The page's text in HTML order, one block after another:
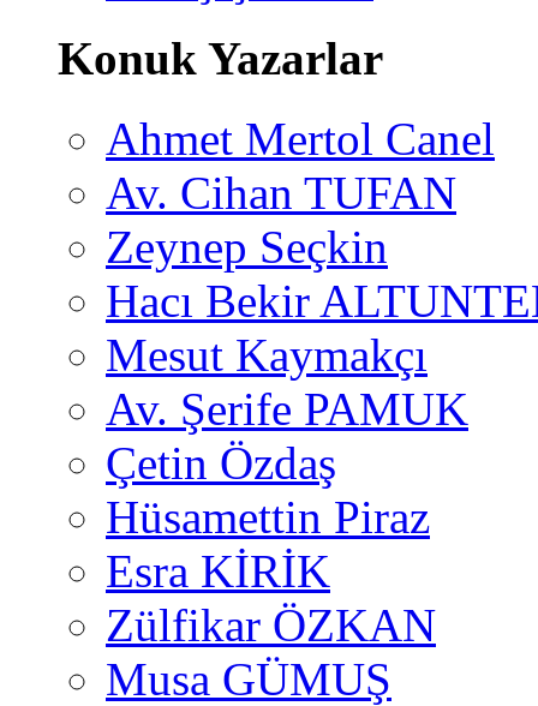
Konuk Yazarlar
Ahmet Mertol Canel
Av. Cihan TUFAN
Zeynep Seçkin
Hacı Bekir
Mesut Kaymakçı
Av. Şerife PAMUK
Çetin Özdaş
Hüsamettin Piraz
Esra KİRİK
Zülfikar ÖZKAN
Musa GÜMUŞ